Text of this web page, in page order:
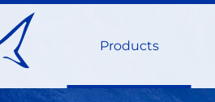
Products